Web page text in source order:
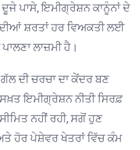
ਪਾਸੇ, ਇਮੀਗ੍ਰੇਸ਼ਨ ਕਾਨੂੰਨਾਂ ਦੇ
ਦੀਆਂ ਸ਼ਰਤਾਂ ਹਰ ਵਿਅਕਤੀ ਲਈ
ਲਾਜ਼ਮੀ ਹੈ।
ਦੀ ਚਰਚਾ ਦਾ ਕੇਂਦਰ ਬਣ
ਇਮੀਗ੍ਰੇਸ਼ਨ ਨੀਤੀ ਸਿਰਫ਼
ਨਹੀਂ ਰਹੀ, ਸਗੋਂ ਹੁਣ
ਹੋਰ ਪੇਸ਼ੇਵਰ ਖੇਤਰਾਂ ਵਿੱਚ ਕੰਮ